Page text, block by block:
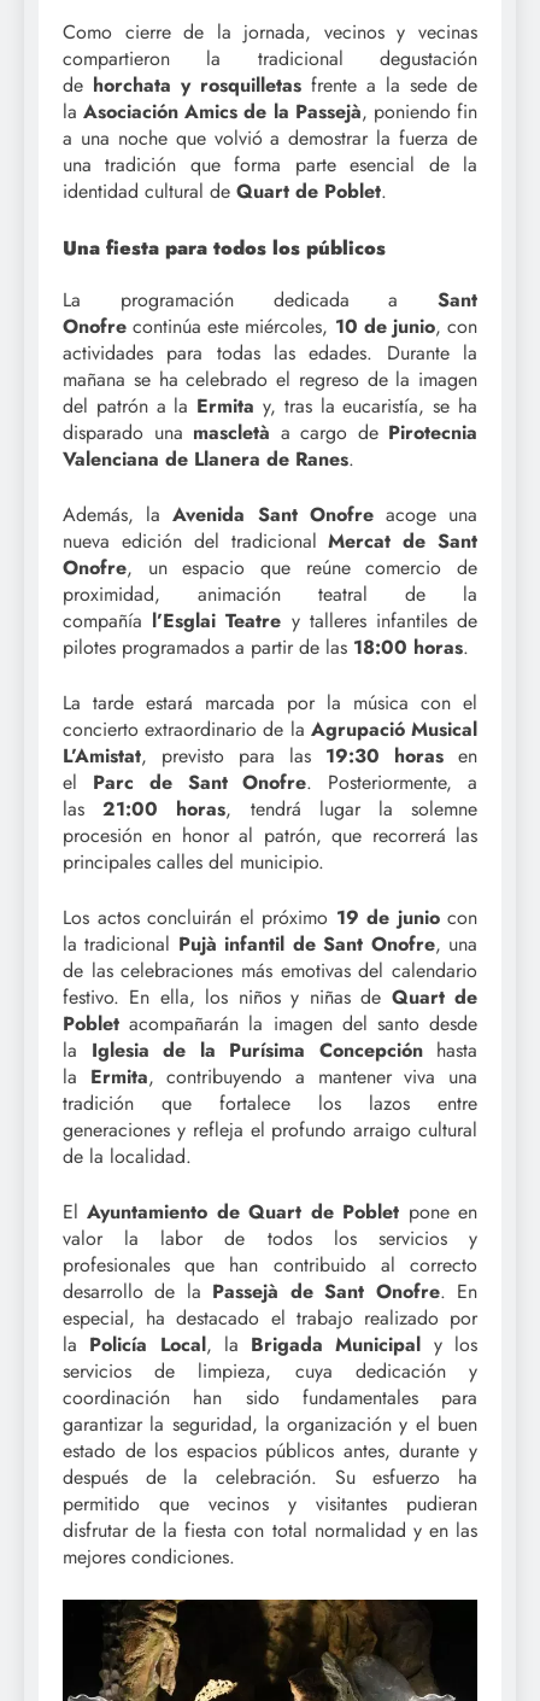
Como cierre de la jornada, vecinos y vecinas
compartieron la tradicional degustación
de horchata y rosquilletas frente a la sede de
laAsociación Amics de la Passejà, poniendo fin
a una noche que volvió a demostrar la fuerza de
una tradición que forma parte esencial de la
identidad cultural de Quart de Poblet.
Una fiesta para todos los públicos
La programación dedicada a Sant
Onofre continúa este miércoles, 10 de junio, con
actividades para todas las edades. Durante la
mañana se ha celebrado el regreso de la imagen
del patrón a la Ermita y, tras la eucaristía, se ha
disparado una mascletà a cargo de Pirotecnia
Valenciana de Llanera de Ranes.
Además, laAvenida Sant Onofreacoge una
nueva edición del tradicionalMercat de Sant
Onofre, un espacio que reúne comercio de
proximidad, animación teatral de la
compañía l’Esglai Teatre y talleres infantiles de
pilotes programados a partir de las 18:00 horas.
La tarde estará marcada por la música con el
concierto extraordinario de la Agrupació Musical
L’Amistat, previsto para las 19:30 horas en
el Parc de Sant Onofre. Posteriormente, a
las21:00 horas, tendrá lugar la solemne
procesión en honor al patrón, que recorrerá las
principales calles del municipio.
Los actos concluirán el próximo 19 de juniocon
la tradicional Pujà infantil de Sant Onofre, una
de las celebraciones más emotivas del calendario
festivo. En ella, los niños y niñas de Quart de
Poblet acompañarán la imagen del santo desde
la Iglesia de la Purísima Concepciónhasta
la Ermita, contribuyendo a mantener viva una
tradición que fortalece los lazos entre
generaciones y refleja el profundo arraigo cultural
de la localidad.
ElAyuntamiento de Quart de Poblet pone en
valor la labor de todos los servicios y
profesionales que han contribuido al correcto
desarrollo de la Passejà de Sant Onofre. En
especial, ha destacado el trabajo realizado por
la Policía Local, la Brigada Municipal y los
servicios de limpieza, cuya dedicación y
coordinación han sido fundamentales para
garantizar la seguridad, la organización y el buen
estado de los espacios públicos antes, durante y
después de la celebración. Su esfuerzo ha
permitido que vecinos y visitantes pudieran
disfrutar de la fiesta con total normalidad y en las
mejores condiciones.